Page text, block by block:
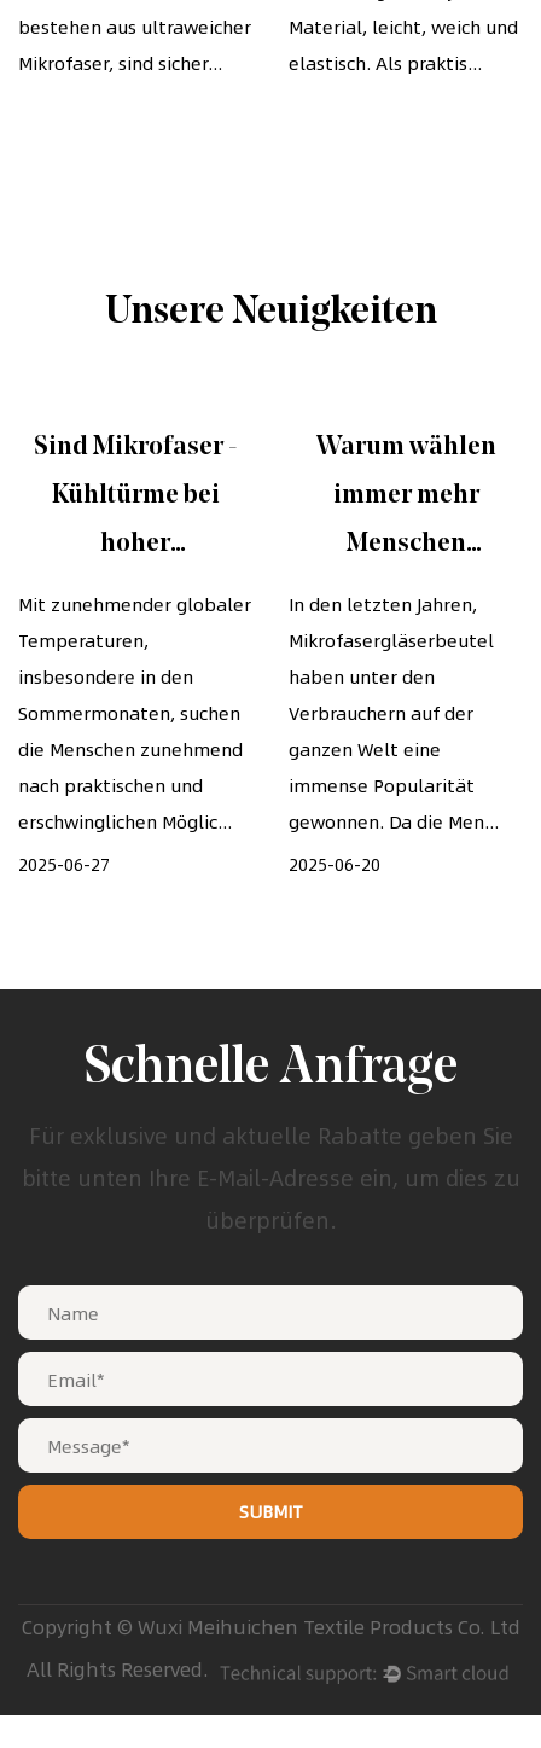
bestehen aus ultraweicher
Mikrofaser, sind sicher...
doppeltem
Material, leicht, weich und
elastisch. Als praktis...
Unsere Neuigkeiten
Sind Mikrofaser -
Kühltürme bei
hoher
Temperaturwetter
sehr wirksam?
Mit zunehmender globaler
Temperaturen,
insbesondere in den
Sommermonaten, suchen
die Menschen zunehmend
nach praktischen und
erschwinglichen Möglic...
2025-06-27
Warum wählen
immer mehr
Menschen
In den letzten Jahren,
Mikrofasergläserbeutel
haben unter den
Verbrauchern auf der
ganzen Welt eine
immense Popularität
gewonnen. Da die Men...
2025-06-20
Schnelle Anfrage
Für exklusive und aktuelle Rabatte geben Sie
bitte unten Ihre E-Mail-Adresse ein, um dies zu
überprüfen.
Copyright © Wuxi Meihuichen Textile Products Co. Ltd
All Rights Reserved.